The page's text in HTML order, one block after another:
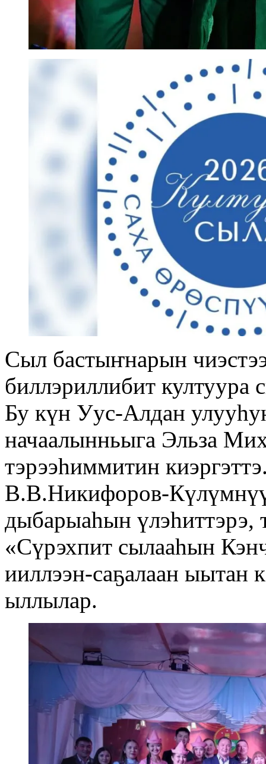
Сыл бастыҥнарын
биллэриллибит култуура
Бу күн Уус-Алдан
начаалынньыга Эльза
тэрээһиммитин
В.В.Никифоров-
дыбарыаһын үлэһиттэрэ,
«Сүрэхпит сылааһын
ииллээн-саҕалаан ыытан
ыллылар.